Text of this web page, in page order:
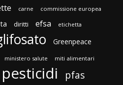
carne commissione europea
diritti efsa etichetta
Greenpeace
ministero salute miti alimentari
pesticidi pfas